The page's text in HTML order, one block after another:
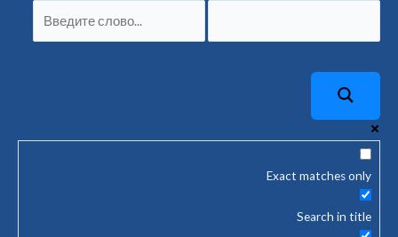
Exact matches only
Search in title